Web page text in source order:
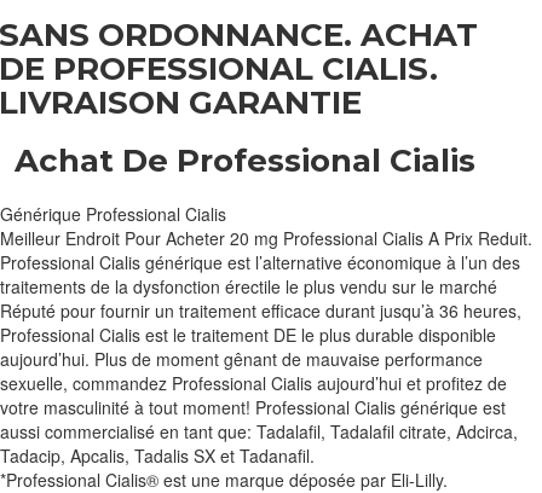
SANS ORDONNANCE. ACHAT
DE PROFESSIONAL CIALIS.
LIVRAISON GARANTIE
Achat De Professional Cialis
Générique Professional Cialis
Meilleur Endroit Pour Acheter 20 mg Professional Cialis A Prix Reduit.
Professional Cialis générique est l’alternative économique à l’un des
traitements de la dysfonction érectile le plus vendu sur le marché
Réputé pour fournir un traitement efficace durant jusqu’à 36 heures,
Professional Cialis est le traitement DE le plus durable disponible
aujourd’hui. Plus de moment gênant de mauvaise performance
sexuelle, commandez Professional Cialis aujourd’hui et profitez de
votre masculinité à tout moment! Professional Cialis générique est
aussi commercialisé en tant que: Tadalafil, Tadalafil citrate, Adcirca,
Tadacip, Apcalis, Tadalis SX et Tadanafil.
*Professional Cialis® est une marque déposée par Eli-Lilly.